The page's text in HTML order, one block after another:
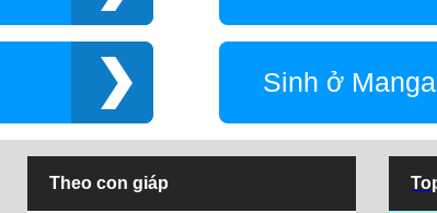
Sinh ở
Theo con giáp